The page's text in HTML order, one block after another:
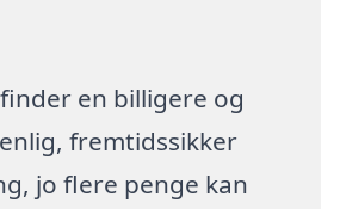
en billigere og
fremtidssikker
jo flere penge kan